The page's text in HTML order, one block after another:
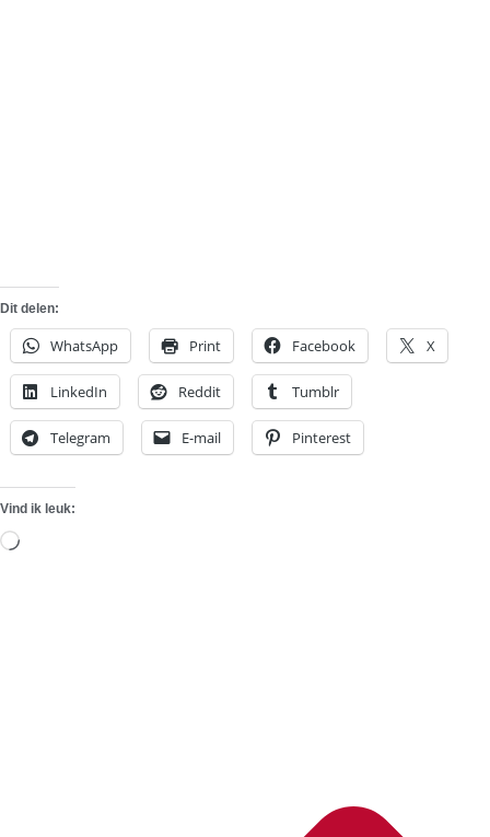
Dit delen:
WhatsApp Print Facebook X
LinkedIn Reddit Tumblr
Telegram E-mail Pinterest
Vind ik leuk:
Aan